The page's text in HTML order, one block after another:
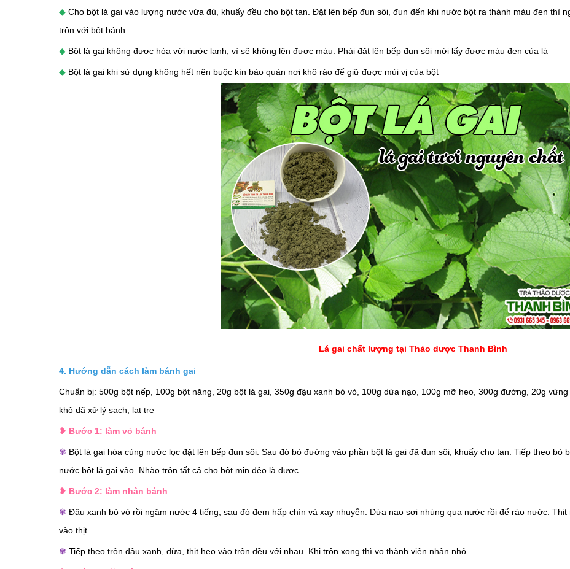
◆ Cho bột lá gai vào lượng nước vừa đủ, khuấy đều cho bột tan. Đặt lên bếp đun sôi, đun đến khi nước bột ra thành màu đen thì
trộn với bột bánh
◆ Bột lá gai không được hòa với nước lạnh, vì sẽ không lên được màu. Phải đặt lên bếp đun sôi mới lấy được màu đen của lá
◆ Bột lá gai khi sử dụng không hết nên buộc kín bảo quản nơi khô ráo để giữ được mùi vị của bột
Lá gai chất lượng tại Thảo dược Thanh Bình
4. Hướng dẫn cách làm bánh gai
Chuẩn bị: 500g bột nếp, 100g bột năng, 20g bột lá gai, 350g đậu xanh bỏ vỏ, 100g dừa nạo, 100g mỡ heo, 300g đường, 20g
khô đã xử lý sạch, lạt tre
❥ Bước 1: làm vỏ bánh
✾ Bột lá gai hòa cùng nước lọc đặt lên bếp đun sôi. Sau đó bỏ đường vào phần bột lá gai đã đun sôi, khuấy cho tan. Tiếp theo bỏ
nước bột lá gai vào. Nhào trộn tất cả cho bột mịn dẻo là được
❥ Bước 2: làm nhân bánh
✾ Đậu xanh bỏ vỏ rồi ngâm nước 4 tiếng, sau đó đem hấp chín và xay nhuyễn. Dừa nạo sợi nhúng qua nước rồi để ráo nước.
vào thịt
✾ Tiếp theo trộn đậu xanh, dừa, thịt heo vào trộn đều với nhau. Khi trộn xong thì vo thành viên nhân nhỏ